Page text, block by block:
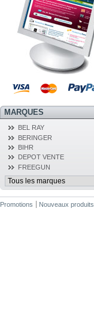
MARQUES
BEL RAY
BERINGER
BIHR
DEPOT VENTE
FREEGUN
Promotions Nouveaux produits